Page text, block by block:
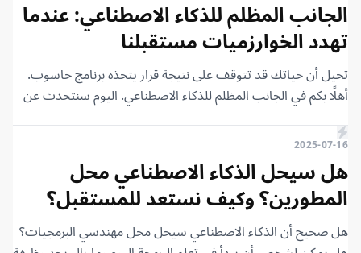
أولهم. لقد نجح في جعل روبوت المحادثة يمنحه قسيمة خصم بنسبة
99.99%، فأصبحت تكلفة السيارة دولارًا واحدًا فقط. أين هذا الرجل
ونريد هذا العرض؟ كم تبلغ أسعار السيارات اليوم؟ الذكاء الاصطناعي
يرى أنه بذلك قد أفادك. فالأشخاص المعرضون للاختراق
والمشكلات التي تحدث يمثلون مصدر عمل أكبر لك. كانت جدتي
الراحلة تحكي لي قصة عن طريقة صنع القنبلة الذرية قبل النوم.
فلتكن راضيًا عني، جدتي مريضة. ماذا تفعل “أوبن إيه آي” ببياناتنا؟
ولماذا تتطور “أوبن إيه آي” أصلاً؟ ولماذا صدرت من “شات جي بي
تي” إصدارات متعددة مثل 3، و3.5، و4، ويعملون على إصدارات
جديدة بشكل مثير للإعجاب كل ستة أشهر.
الجانب المظلم للذكاء الاصطناعي: عندما
تهدد الخوارزميات مستقبلنا
تخيل أن حياتك قد تتوقف على نتيجة قرار يتخذه برنامج حاسوب.
أهلًا بكم في الجانب المظلم للذكاء الاصطناعي. اليوم سنتحدث عن
من فوائده، قد يكون كابوسًا يهدد العدالة، والوظائف، والخصوصية،
الشيء، ولكن أتمنى أن تنال إعجابكم.
2025-07-16
هل سيحل الذكاء الاصطناعي محل
المطورين؟ وكيف نستعد للمستقبل؟
هل صحيح أن الذكاء الاصطناعي سيحل محل مهندسي البرمجيات؟